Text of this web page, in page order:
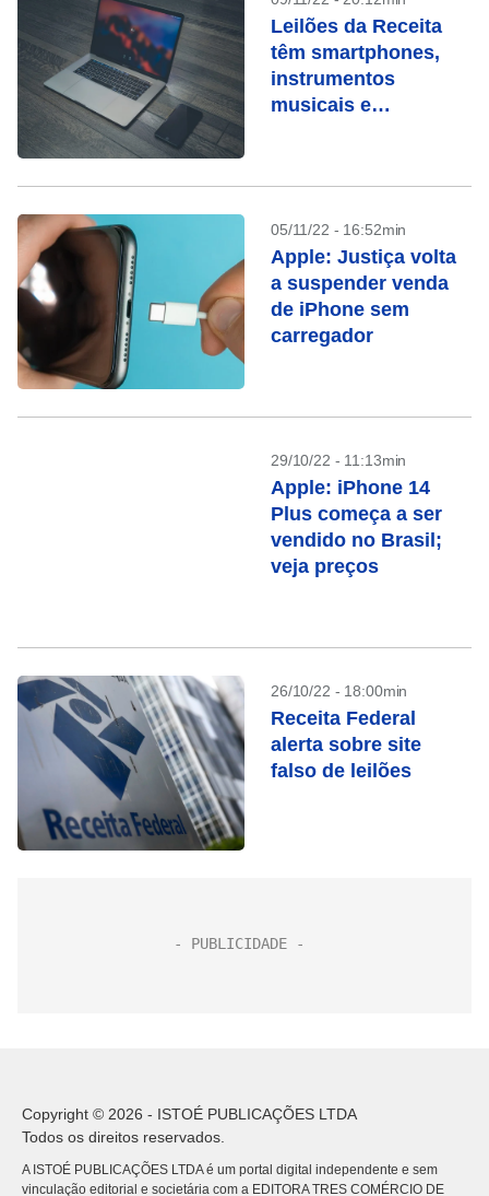
Leilões da Receita
têm smartphones,
instrumentos
musicais e
05/11/22 - 16:52min
Apple: Justiça volta
a suspender venda
de iPhone sem
carregador
29/10/22 - 11:13min
Apple: iPhone 14
Plus começa a ser
vendido no Brasil;
veja preços
26/10/22 - 18:00min
Receita Federal
alerta sobre site
falso de leilões
Copyright © 2026 - ISTOÉ PUBLICAÇÕES LTDA
Todos os direitos reservados.
A ISTOÉ PUBLICAÇÕES LTDA é um portal digital independente e sem
vinculação editorial e societária com a EDITORA TRES COMÉRCIO DE